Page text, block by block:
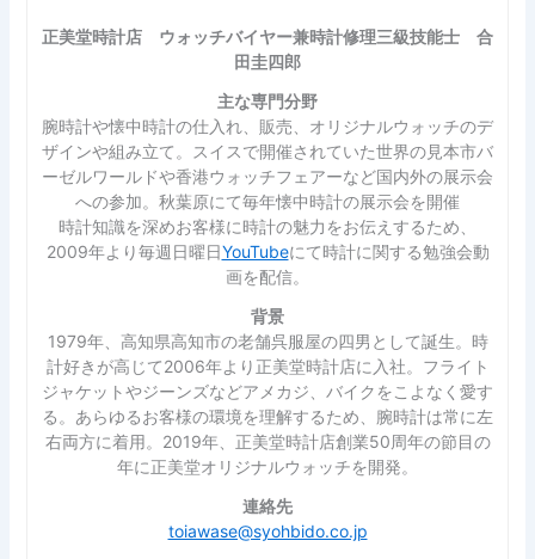
正美堂時計店 ウォッチバイヤー兼時計修理三級技能士 合
田圭四郎
主な専門分野
腕時計や懐中時計の仕入れ、販売、オリジナルウォッチのデ
ザインや組み立て。スイスで開催されていた世界の見本市バ
ーゼルワールドや香港ウォッチフェアーなど国内外の展示会
への参加。秋葉原にて毎年懐中時計の展示会を開催
時計知識を深めお客様に時計の魅力をお伝えするため、
2009年より毎週日曜日YouTubeにて時計に関する勉強会動
画を配信。
背景
1979年、高知県高知市の老舗呉服屋の四男として誕生。時
計好きが高じて2006年より正美堂時計店に入社。フライト
ジャケットやジーンズなどアメカジ、バイクをこよなく愛す
る。あらゆるお客様の環境を理解するため、腕時計は常に左
右両方に着用。2019年、正美堂時計店創業50周年の節目の
年に正美堂オリジナルウォッチを開発。
連絡先
toiawase@syohbido.co.jp